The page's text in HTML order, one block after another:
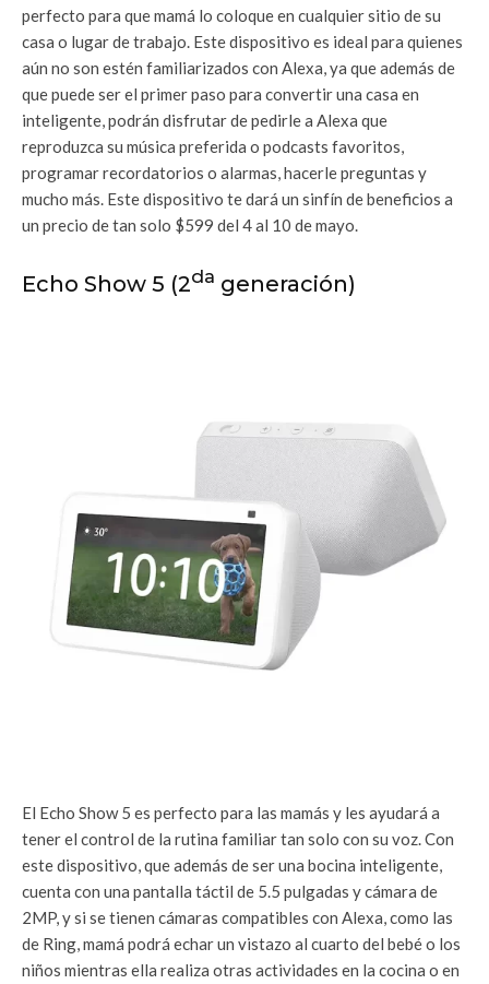
perfecto para que mamá lo coloque en cualquier sitio de su
casa o lugar de trabajo. Este dispositivo es ideal para quienes
aún no son estén familiarizados con Alexa, ya que además de
que puede ser el primer paso para convertir una casa en
inteligente, podrán disfrutar de pedirle a Alexa que
reproduzca su música preferida o podcasts favoritos,
programar recordatorios o alarmas, hacerle preguntas y
mucho más. Este dispositivo te dará un sinfín de beneficios a
un precio de tan solo $599 del 4 al 10 de mayo.
Echo Show 5 (2da generación)
El Echo Show 5 es perfecto para las mamás y les ayudará a
tener el control de la rutina familiar tan solo con su voz. Con
este dispositivo, que además de ser una bocina inteligente,
cuenta con una pantalla táctil de 5.5 pulgadas y cámara de
2MP, y si se tienen cámaras compatibles con Alexa, como las
de Ring, mamá podrá echar un vistazo al cuarto del bebé o los
niños mientras ella realiza otras actividades en la cocina o en